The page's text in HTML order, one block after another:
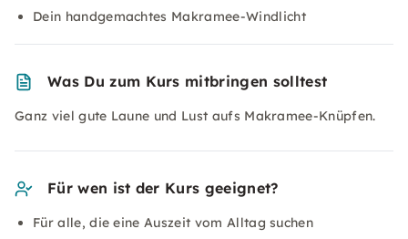
Dein handgemachtes Makramee-Windlicht
Was Du zum Kurs mitbringen solltest
Ganz viel gute Laune und Lust aufs Makramee-Knüpfen.
Für wen ist der Kurs geeignet?
Für alle, die eine Auszeit vom Alltag suchen